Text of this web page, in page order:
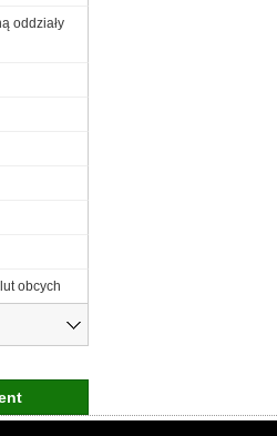
oddziały
obcych